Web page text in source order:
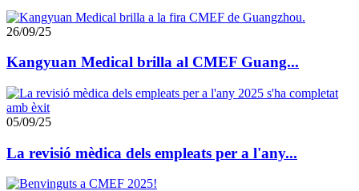
26/09/25
Kangyuan Medical brilla al CMEF Guang...
05/09/25
La revisió mèdica dels empleats per a l'any...